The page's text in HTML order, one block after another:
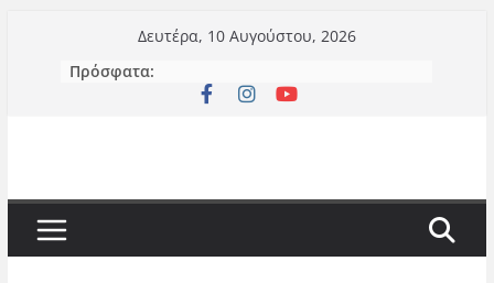
περιεχόμενο
Δευτέρα, 10 Αυγούστου, 2026
Πρόσφατα: